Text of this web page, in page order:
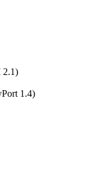
2.1)
1.4)